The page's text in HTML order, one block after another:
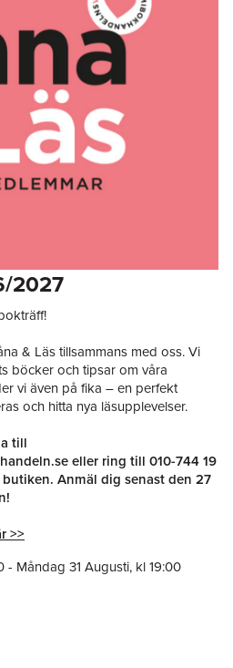
2027
& Läs tillsammans med oss. Vi
böcker och tipsar om våra
vi även på fika – en perfekt
och hitta nya läsupplevelser.
till
eller ring till 010-744 19
Anmäl dig senast den 27
>>
- Måndag 31 Augusti, kl19:00